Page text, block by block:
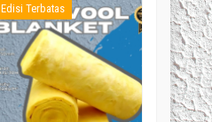
Edisi Terbatas